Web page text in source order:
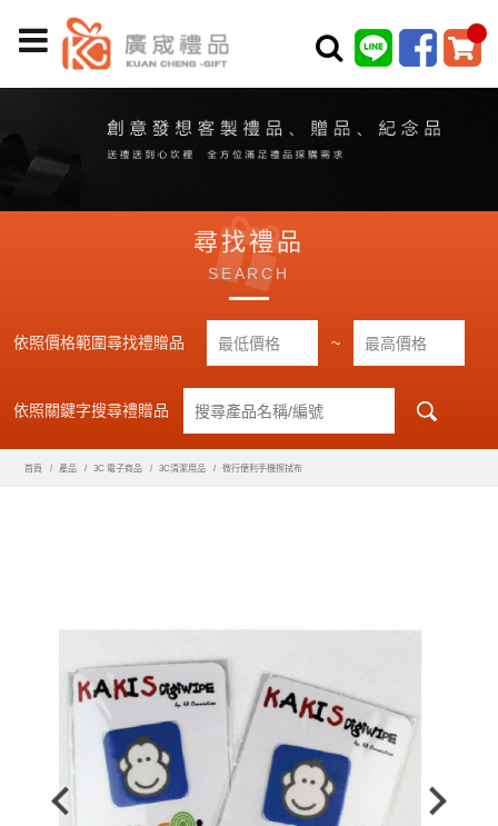
尋找禮品
SEARCH
依照價格範圍尋找禮贈品 ~
依照關鍵字搜尋禮贈品
首頁 產品 3C 電子商品 3C清潔用品 微行便利手機擦拭布